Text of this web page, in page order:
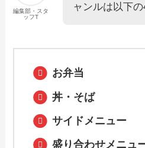
ウト（お持ち帰
編集部・スタ
ッフT
ャンルは以下の
お弁当
丼・そば
サイドメニュー
盛り合わせメニュ